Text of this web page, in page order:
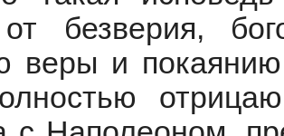
безверия,
веры и